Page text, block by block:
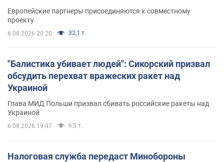
Европейские партнеры присоединяются к совместному
проекту
6.08.2026 20:20 32,1 т.
"Балистика убивает людей": Сикорский призвал
обсудить перехват вражеских ракет над
Украиной
Глава МИД Польши призвал сбивать российские ракеты над
Украиной
6.08.2026 19:47 6,5 т.
Налоговая служба передаст Минобороны